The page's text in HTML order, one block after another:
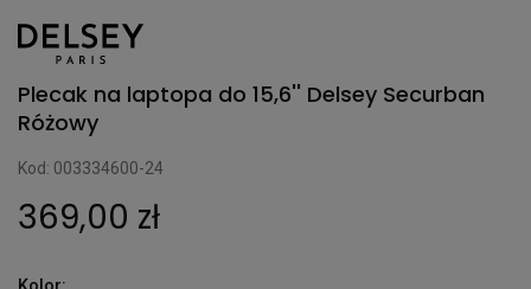
Plecak na laptopa do 15,6'' Delsey Securban
Różowy
Kod: 003334600-24
369,00 zł
Kolor: